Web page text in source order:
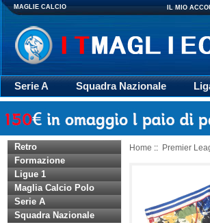
MAGLIE CALCIO IL MIO
Serie A Squadra Nazionale
Retro
Formazione
Ligue 1
Maglia Calcio Polo
Serie A
Squadra Nazionale
Home :: Premier